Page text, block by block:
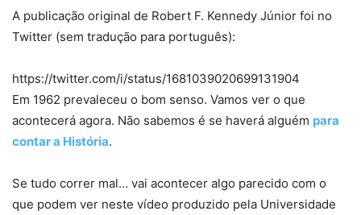
A publicação original de Robert F. Kennedy Júnior foi no
Twitter (sem tradução para português):
https://twitter.com/i/status/1681039020699131904
Em 1962 prevaleceu o bom senso. Vamos ver o que
acontecerá agora. Não sabemos é se haverá alguém para
contar a História.
Se tudo correr mal… vai acontecer algo parecido com o
que podem ver neste vídeo produzido pela Universidade